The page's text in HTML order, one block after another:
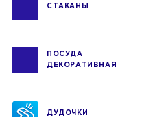
СТАКАНЫ
ПОСУДА
ДЕКОРАТИВНАЯ
ДУДОЧКИ